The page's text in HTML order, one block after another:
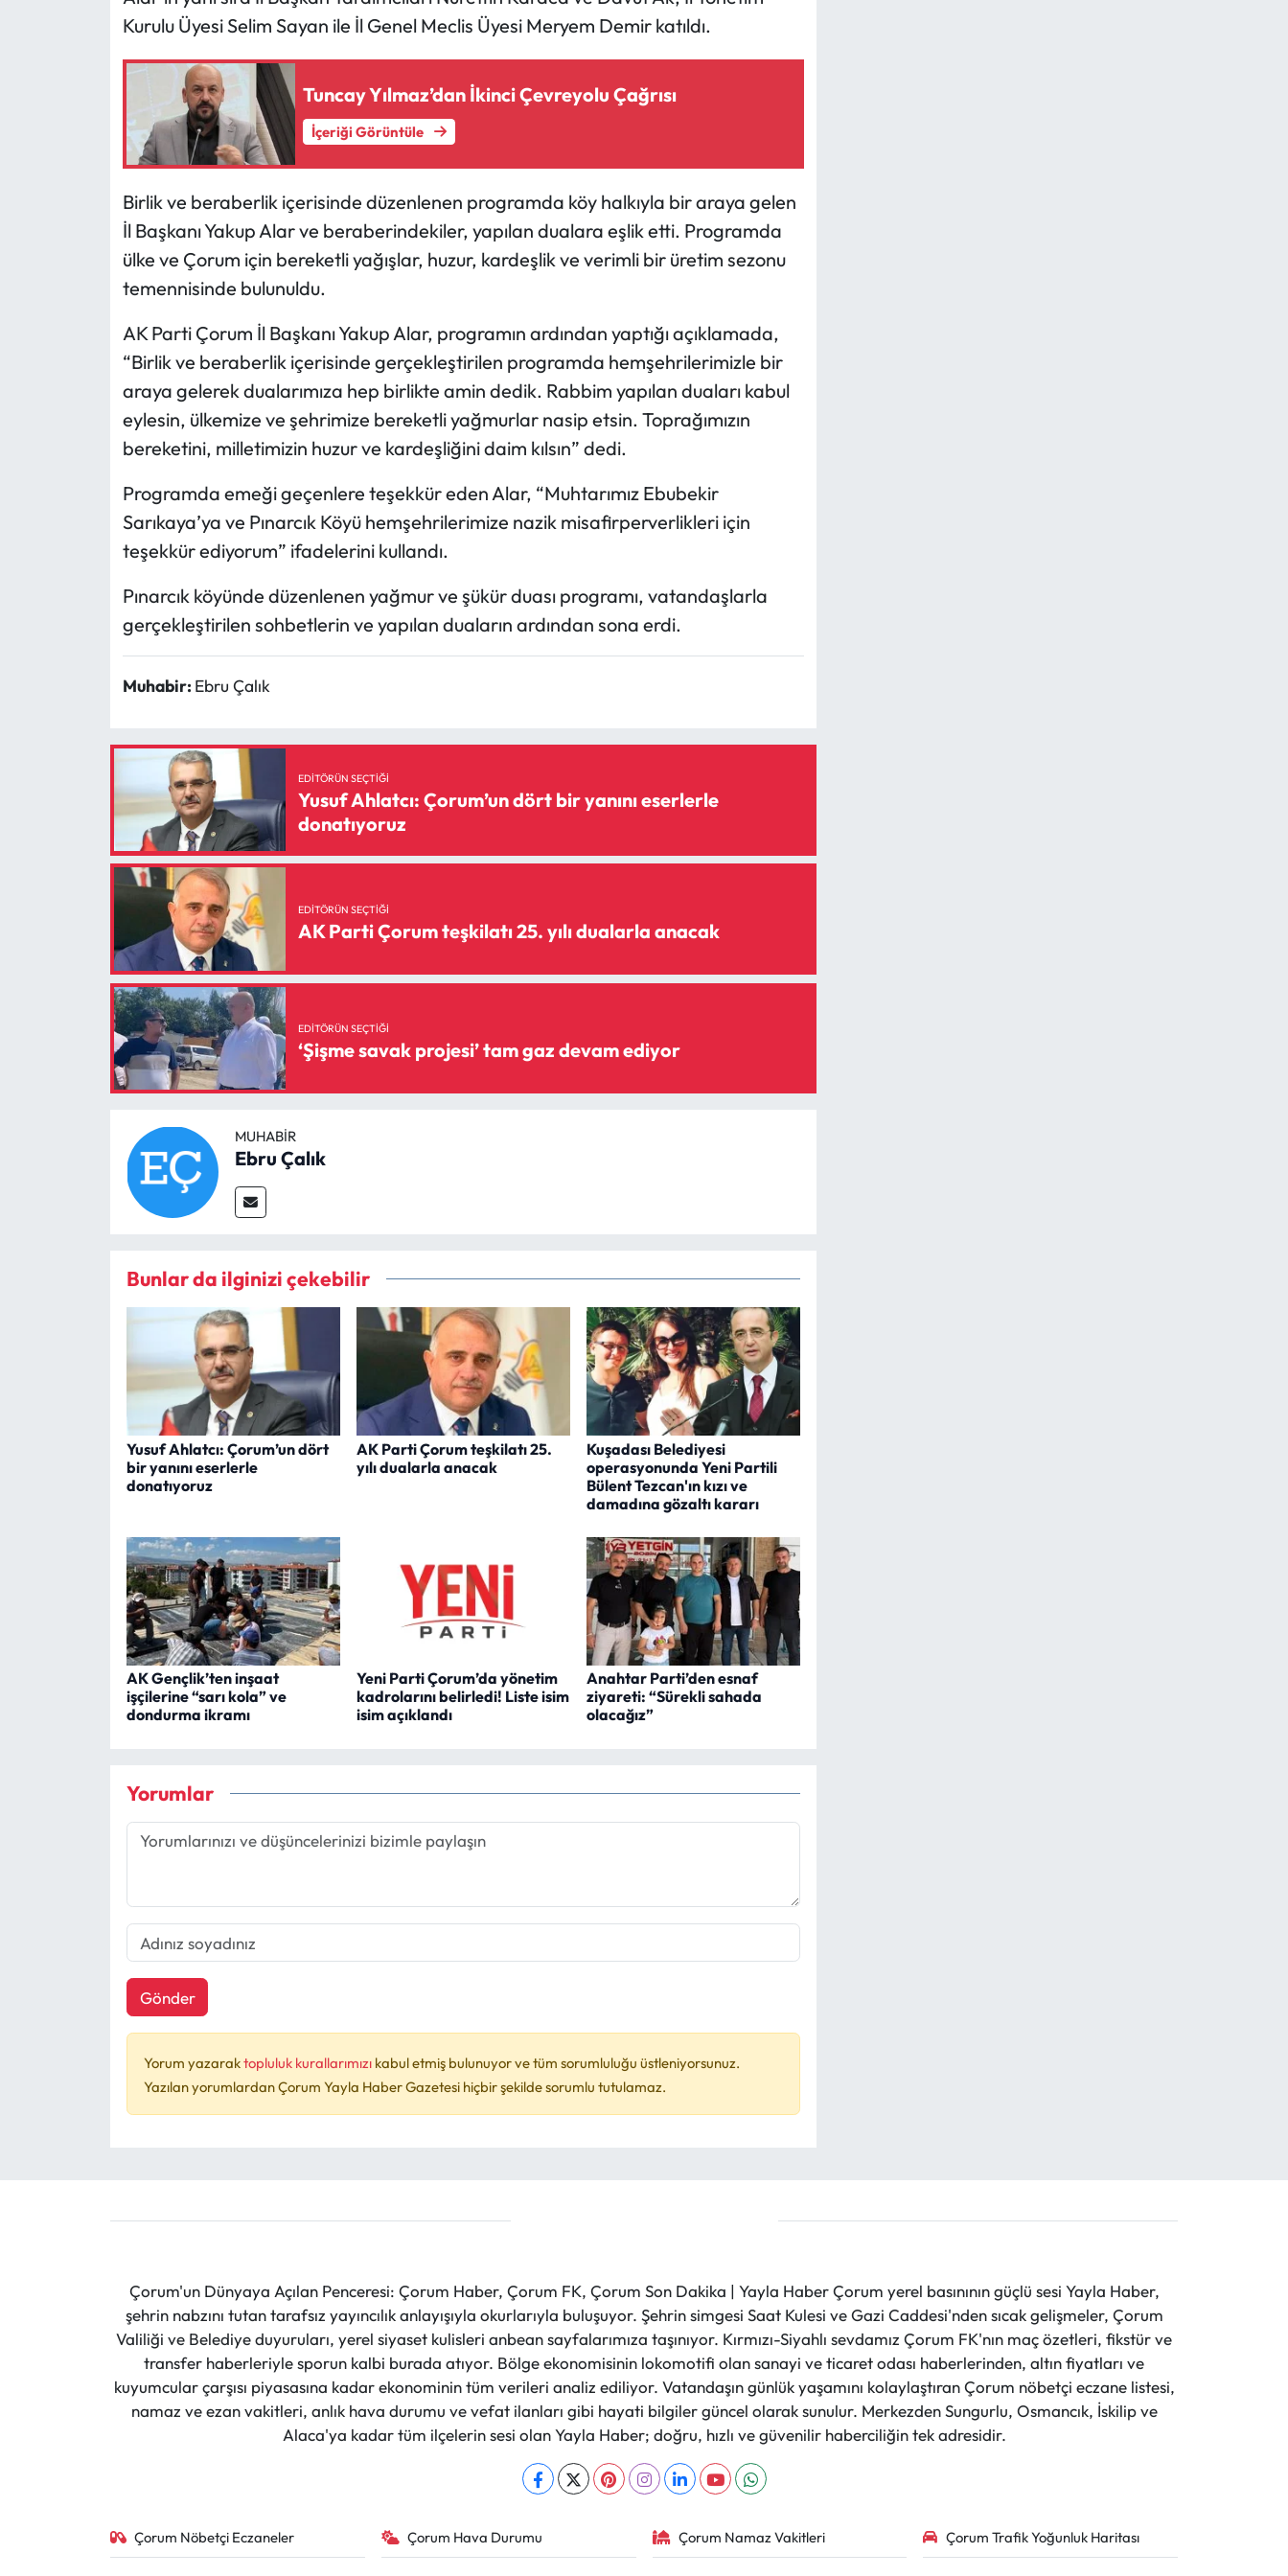
Kurulu Üyesi Selim Sayan ile İl Genel Meclis Üyesi Meryem Demir katıldı.
Tuncay Yılmaz’dan İkinci Çevreyolu Çağrısı
İçeriği Görüntüle
Birlik ve beraberlik içerisinde düzenlenen programda köy halkıyla bir araya gelen
İl Başkanı Yakup Alar ve beraberindekiler, yapılan dualara eşlik etti. Programda
ülke ve Çorum için bereketli yağışlar, huzur, kardeşlik ve verimli bir üretim sezonu
temennisinde bulunuldu.
AK Parti Çorum İl Başkanı Yakup Alar, programın ardından yaptığı açıklamada,
“Birlik ve beraberlik içerisinde gerçekleştirilen programda hemşehrilerimizle bir
araya gelerek dualarımıza hep birlikte amin dedik. Rabbim yapılan duaları kabul
eylesin, ülkemize ve şehrimize bereketli yağmurlar nasip etsin. Toprağımızın
bereketini, milletimizin huzur ve kardeşliğini daim kılsın” dedi.
Programda emeği geçenlere teşekkür eden Alar, “Muhtarımız Ebubekir
Sarıkaya’ya ve Pınarcık Köyü hemşehrilerimize nazik misafirperverlikleri için
teşekkür ediyorum” ifadelerini kullandı.
Pınarcık köyünde düzenlenen yağmur ve şükür duası programı, vatandaşlarla
gerçekleştirilen sohbetlerin ve yapılan duaların ardından sona erdi.
Muhabir: Ebru Çalık
EDITÖRÜN SEÇTIĞI
Yusuf Ahlatcı: Çorum’un dört bir yanını eserlerle
donatıyoruz
EDITÖRÜN SEÇTIĞI
AK Parti Çorum teşkilatı 25. yılı dualarla anacak
EDITÖRÜN SEÇTIĞI
‘Şişme savak projesi’ tam gaz devam ediyor
MUHABIR
Ebru Çalık
Bunlar da ilginizi çekebilir
Yusuf Ahlatcı: Çorum’un dört
bir yanını eserlerle
donatıyoruz
AK Parti Çorum teşkilatı 25.
yılı dualarla anacak
Kuşadası Belediyesi
operasyonunda Yeni Partili
Bülent Tezcan'ın kızı ve
damadına gözaltı kararı
AK Gençlik’ten inşaat
işçilerine “sarı kola” ve
dondurma ikramı
Yeni Parti Çorum’da yönetim
kadrolarını belirledi! Liste isim
isim açıklandı
Anahtar Parti’den esnaf
ziyareti: “Sürekli sahada
olacağız”
Yorumlar
Gönder
Yorum yazaraktopluluk kurallarımızı kabul etmiş bulunuyor ve tüm sorumluluğu üstleniyorsunuz.
Yazılan yorumlardan Çorum Yayla Haber Gazetesi hiçbir şekilde sorumlu tutulamaz.
Çorum'un Dünyaya Açılan Penceresi: Çorum Haber, Çorum FK, Çorum Son Dakika | Yayla Haber Çorum yerel basınının güçlü sesi Yayla Haber,
şehrin nabzını tutan tarafsız yayıncılık anlayışıyla okurlarıyla buluşuyor. Şehrin simgesi Saat Kulesi ve Gazi Caddesi'nden sıcak gelişmeler, Çorum
Valiliği ve Belediye duyuruları, yerel siyaset kulisleri anbean sayfalarımıza taşınıyor. Kırmızı-Siyahlı sevdamız Çorum FK'nın maç özetleri, fikstür ve
transfer haberleriyle sporun kalbi burada atıyor. Bölge ekonomisinin lokomotifi olan sanayi ve ticaret odası haberlerinden, altın fiyatları ve
kuyumcular çarşısı piyasasına kadar ekonominin tüm verileri analiz ediliyor. Vatandaşın günlük yaşamını kolaylaştıran Çorum nöbetçi eczane listesi,
namaz ve ezan vakitleri, anlık hava durumu ve vefat ilanları gibi hayati bilgiler güncel olarak sunulur. Merkezden Sungurlu, Osmancık, İskilip ve
Alaca'ya kadar tüm ilçelerin sesi olan Yayla Haber; doğru, hızlı ve güvenilir haberciliğin tek adresidir.
Çorum Nöbetçi Eczaneler Çorum Hava Durumu Çorum Namaz Vakitleri Çorum Trafik Yoğunluk Haritası
Oğuzlar Haberleri
Ortaköy Haberleri
Osmancık Haberleri
Otomotiv
Resmi İlan
Resmi Reklam
Sungurlu Haberleri
Uğurludağ Haberleri
Yerel Haberler